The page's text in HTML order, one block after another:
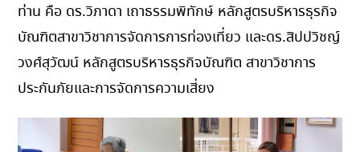
ท่าน คือ ดร.วิภาดา เถาธรรมพิทักษ์ หลักสูตรบริหารธุรกิจ
บัณฑิตสาขาวิชาการจัดการการท่องเที่ยว และดร.สิปปวิชญ์
วงศ์สุวัฒน์ หลักสูตรบริหารธุรกิจบัณฑิต สาขาวิชาการ
ประกันภัยและการจัดการความเสี่ยง